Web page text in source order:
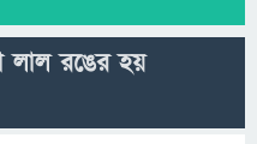
রঙের হয়